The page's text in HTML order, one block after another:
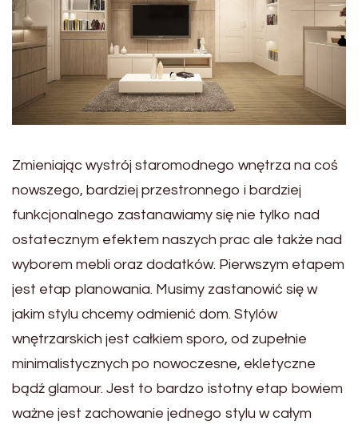
Zmieniając wystrój staromodnego wnętrza na coś
nowszego, bardziej przestronnego i bardziej
funkcjonalnego zastanawiamy się nie tylko nad
ostatecznym efektem naszych prac ale także nad
wyborem mebli oraz dodatków. Pierwszym etapem
jest etap planowania. Musimy zastanowić się w
jakim stylu chcemy odmienić dom. Stylów
wnętrzarskich jest całkiem sporo, od zupełnie
minimalistycznych po nowoczesne, ekletyczne
bądź glamour. Jest to bardzo istotny etap bowiem
ważne jest zachowanie jednego stylu w całym